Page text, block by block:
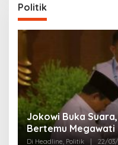
Politik
Partai Perjuangan
Perempuan di
Di Politik | 12/03/2025